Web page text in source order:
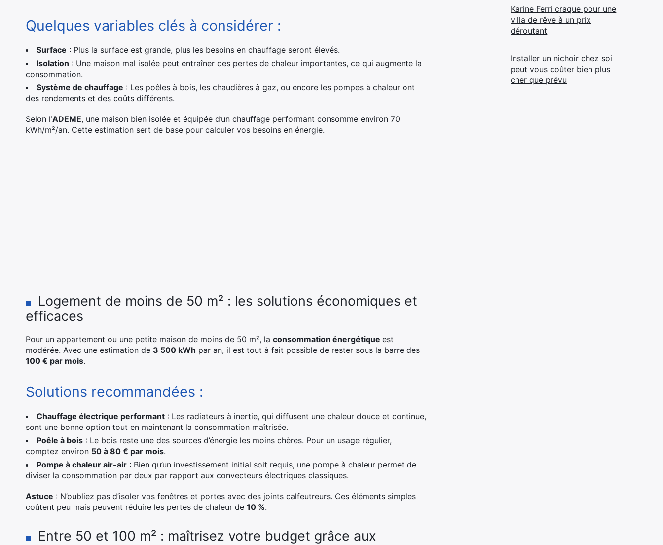
Quelques variables clés à considérer :
Surface : Plus la surface est grande, plus les besoins en chauffage seront élevés.
Isolation : Une maison mal isolée peut entraîner des pertes de chaleur importantes, ce qui augmente la
consommation.
Système de chauffage : Les poêles à bois, les chaudières à gaz, ou encore les pompes à chaleur ont
des rendements et des coûts différents.
Selon l’ADEME, une maison bien isolée et équipée d’un chauffage performant consomme environ 70
kWh/m²/an. Cette estimation sert de base pour calculer vos besoins en énergie.
Logement de moins de 50 m² : les solutions économiques et
efficaces
Pour un appartement ou une petite maison de moins de 50 m², la consommation énergétique est
modérée. Avec une estimation de 3 500 kWh par an, il est tout à fait possible de rester sous la barre des
100 € par mois.
Solutions recommandées :
Chauffage électrique performant : Les radiateurs à inertie, qui diffusent une chaleur douce et continue,
sont une bonne option tout en maintenant la consommation maîtrisée.
Poêle à bois : Le bois reste une des sources d’énergie les moins chères. Pour un usage régulier,
comptez environ 50 à 80 € par mois.
Pompe à chaleur air-air : Bien qu’un investissement initial soit requis, une pompe à chaleur permet de
diviser la consommation par deux par rapport aux convecteurs électriques classiques.
Astuce : N’oubliez pas d’isoler vos fenêtres et portes avec des joints calfeutreurs. Ces éléments simples
coûtent peu mais peuvent réduire les pertes de chaleur de 10 %.
Entre 50 et 100 m² : maîtrisez votre budget grâce aux
Karine Ferri craque pour une
villa de rêve à un prix
déroutant
Installer un nichoir chez soi
peut vous coûter bien plus
cher que prévu